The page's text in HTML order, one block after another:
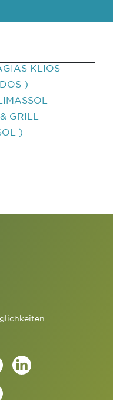
KLIOS
)
GRILL
)